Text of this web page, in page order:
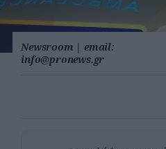
Newsroom | email:
info@pronews.gr